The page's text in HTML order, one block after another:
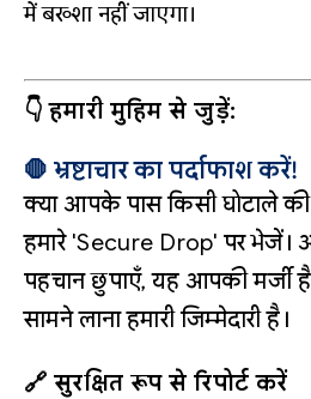
में बख्शा नहीं जाएगा।
👇 हमारी मुहिम से जुड़ें:
🛑 भ्रष्टाचार का पर्दाफाश करें!
क्या आपके पास किसी घोटाले की
हमारे 'Secure Drop' पर भेजें।
पहचान छुपाएँ, यह आपकी मर्जी
सामने लाना हमारी जिम्मेदारी है।
🔗 सुरक्षित रूप से रिपोर्ट करें